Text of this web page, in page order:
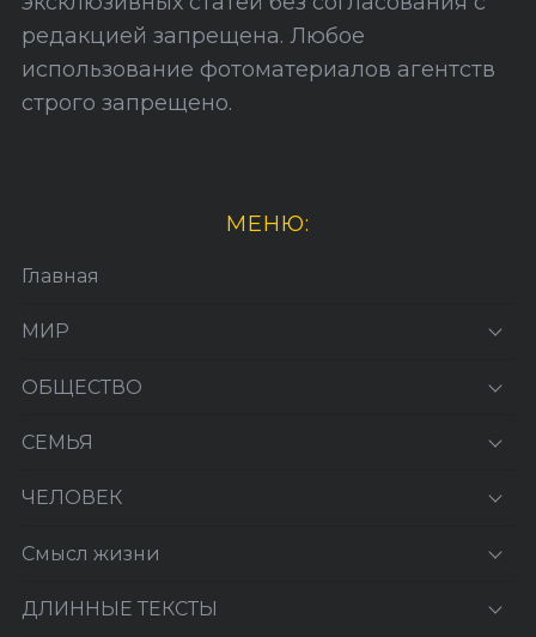
редакцией запрещена. Любое
использование фотоматериалов агентств
строго запрещено.
МЕНЮ:
Главная
МИР
ОБЩЕСТВО
СЕМЬЯ
ЧЕЛОВЕК
Смысл жизни
ДЛИННЫЕ ТЕКСТЫ